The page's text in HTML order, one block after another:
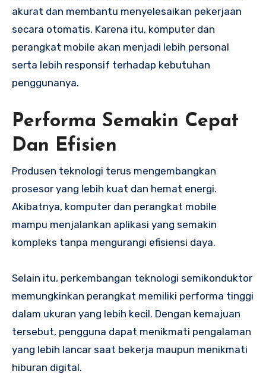
akurat dan membantu menyelesaikan pekerjaan
secara otomatis. Karena itu, komputer dan
perangkat mobile akan menjadi lebih personal
serta lebih responsif terhadap kebutuhan
penggunanya.
Performa Semakin Cepat
Dan Efisien
Produsen teknologi terus mengembangkan
prosesor yang lebih kuat dan hemat energi.
Akibatnya, komputer dan perangkat mobile
mampu menjalankan aplikasi yang semakin
kompleks tanpa mengurangi efisiensi daya.
Selain itu, perkembangan teknologi semikonduktor
memungkinkan perangkat memiliki performa tinggi
dalam ukuran yang lebih kecil. Dengan kemajuan
tersebut, pengguna dapat menikmati pengalaman
yang lebih lancar saat bekerja maupun menikmati
hiburan digital.